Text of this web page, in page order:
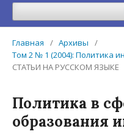
Главная / Архивы
/
Том 2 № 1 (2004): Политика
СТАТЬИ НА РУССКОМ ЯЗЫКЕ
Политика в
образования